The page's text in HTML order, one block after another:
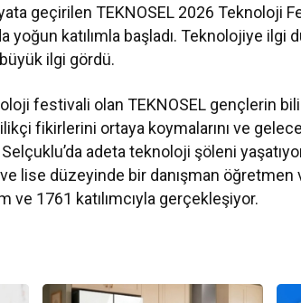
geçirilen TEKNOSEL 2026 Teknoloji
yoğun katılımla başladı. Teknolojiye ilgi
ilgi gördü.
festivali olan TEKNOSEL gençlerin
fikirlerini ortaya koymalarını ve
adeta teknoloji şöleni
ve lise düzeyinde bir danışman öğretmen
ve 1761 katılımcıyla gerçekleşiyor.